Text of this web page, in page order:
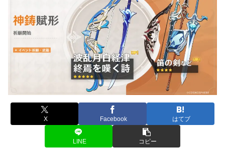
X Facebook はてブ
LINE コピー